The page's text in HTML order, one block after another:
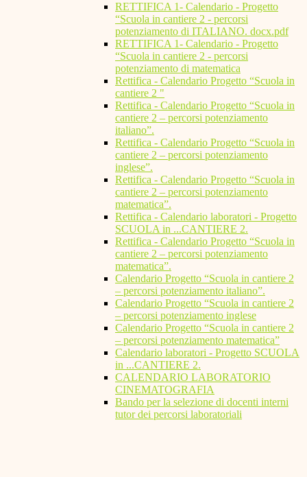
RETTIFICA 1- Calendario - Progetto
“Scuola in cantiere 2 - percorsi
potenziamento di ITALIANO. docx.pdf
RETTIFICA 1- Calendario - Progetto
“Scuola in cantiere 2 - percorsi
potenziamento di matematica
Rettifica - Calendario Progetto “Scuola in
cantiere 2 "
Rettifica - Calendario Progetto “Scuola in
cantiere 2 – percorsi potenziamento
italiano”.
Rettifica - Calendario Progetto “Scuola in
cantiere 2 – percorsi potenziamento
inglese”.
Rettifica - Calendario Progetto “Scuola in
cantiere 2 – percorsi potenziamento
matematica”.
Rettifica - Calendario laboratori - Progetto
SCUOLA in ...CANTIERE 2.
Rettifica - Calendario Progetto “Scuola in
cantiere 2 – percorsi potenziamento
matematica”.
Calendario Progetto “Scuola in cantiere 2
– percorsi potenziamento italiano”.
Calendario Progetto “Scuola in cantiere 2
– percorsi potenziamento inglese
Calendario Progetto “Scuola in cantiere 2
– percorsi potenziamento matematica”
Calendario laboratori - Progetto SCUOLA
in ...CANTIERE 2.
CALENDARIO LABORATORIO
CINEMATOGRAFIA
Bando per la selezione di docenti interni
tutor dei percorsi laboratoriali